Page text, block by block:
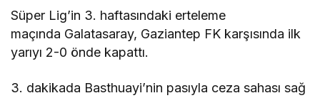
Süper Lig’in 3. haftasındaki erteleme
maçında Galatasaray, Gaziantep FK karşısında ilk
yarıyı 2-0 önde kapattı.
3. dakikada Basthuayi’nin pasıyla ceza sahası sağ